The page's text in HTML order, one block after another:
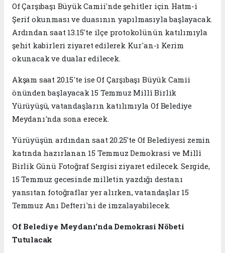
Of Çarşıbaşı Büyük Camii'nde şehitler için Hatm-i
Şerif okunması ve duasının yapılmasıyla başlayacak.
Ardından saat 13.15'te ilçe protokolünün katılımıyla
şehit kabirleri ziyaret edilerek Kur'an-ı Kerim
okunacak ve dualar edilecek.
Akşam saat 20.15'te ise Of Çarşıbaşı Büyük Camii
önünden başlayacak 15 Temmuz Millî Birlik
Yürüyüşü, vatandaşların katılımıyla Of Belediye
Meydanı'nda sona erecek.
Yürüyüşün ardından saat 20.25'te Of Belediyesi zemin
katında hazırlanan 15 Temmuz Demokrasi ve Millî
Birlik Günü Fotoğraf Sergisi ziyaret edilecek. Sergide,
15 Temmuz gecesinde milletin yazdığı destanı
yansıtan fotoğraflar yer alırken, vatandaşlar 15
Temmuz Anı Defteri'ni de imzalayabilecek.
Of Belediye Meydanı'nda Demokrasi Nöbeti
Tutulacak